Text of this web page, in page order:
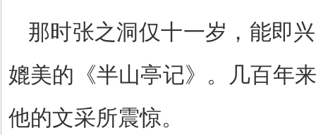
那时张之洞仅十一岁，能即
媲美的《半山亭记》。几百年
他的文采所震惊。